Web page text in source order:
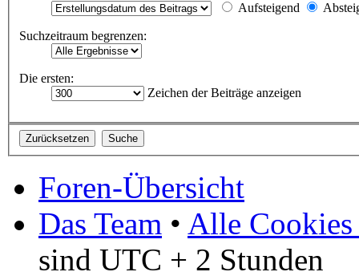
Aufsteigend
Suchzeitraum begrenzen:
Die ersten:
Zeichen der Beiträge anzeigen
Foren-Übersicht
Das Team • Alle Cookies
sind UTC + 2 Stunden